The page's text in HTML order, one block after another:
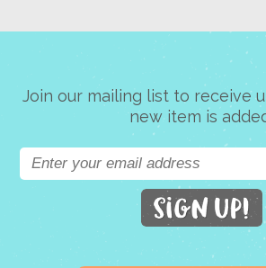
Join our mailing list to receive
new item is